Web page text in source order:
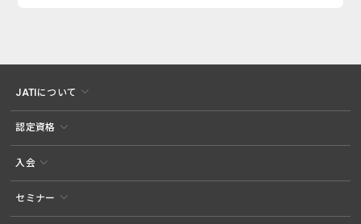
JATIについて
認定資格
入会
セミナー